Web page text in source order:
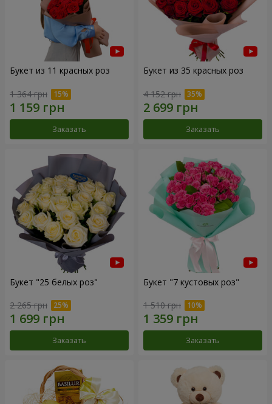
Букет из 11 красных роз
1 364 грн
Заказать
Букет из 35 красных роз
4 152 грн
Заказать
Букет "25 белых роз"
2 265 грн
Заказать
Букет "7 кустовых роз"
1 510 грн
Заказать